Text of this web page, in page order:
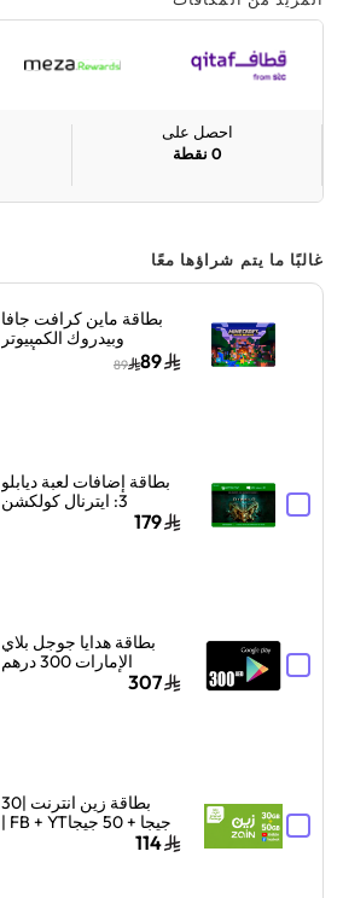
احصل على
0 نقطة
غالبًا ما يتم شراؤها معًا
بطاقة ماين كرافت جافا
وبيدروك الكمبيوتر
الشخصي أسود
89
89
بطاقة إضافات لعبة ديابلو
3: ايترنال كولكشن
السعودية إكس بوكس179
بطاقة هدايا جوجل بلاي
الإمارات 300 درهم
إماراتي إرسال الكود307
بطاقة زين انترنت |30
جيجا + 50 جيجاFB + YT |
114